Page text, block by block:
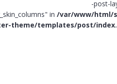
post-
in /var/www/html/
theme/templates/post/